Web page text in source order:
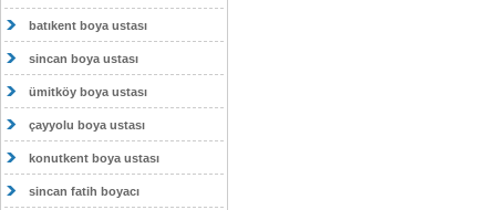
batıkent boya ustası
sincan boya ustası
ümitköy boya ustası
çayyolu boya ustası
konutkent boya ustası
sincan fatih boyacı